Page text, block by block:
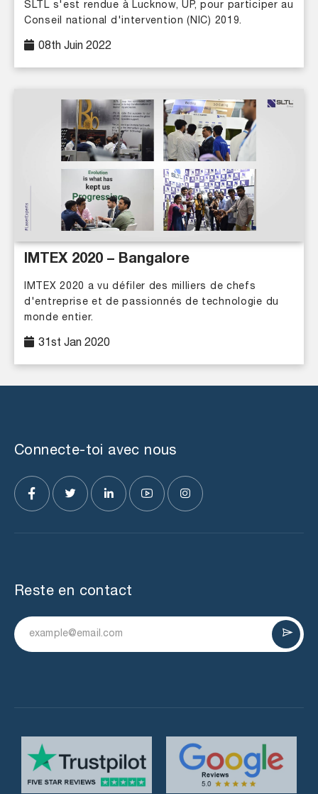
SLTL s'est rendue à Lucknow, UP, pour participer au
Conseil national d'intervention (NIC) 2019.
08th Juin 2022
IMTEX 2020 – Bangalore
IMTEX 2020 a vu défiler des milliers de chefs
d'entreprise et de passionnés de technologie du
monde entier.
31st Jan 2020
Connecte-toi avec nous
Reste en contact